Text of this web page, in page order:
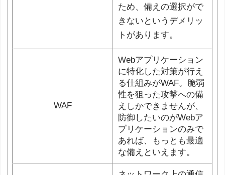
ため、備えの選択がで
きないというデメリッ
トがあります。
WAF
Webアプリケーション
に特化した対策が行え
る仕組みがWAF。脆弱
性を狙った攻撃への備
えしかできませんが、
防御したいのがWebア
プリケーションのみで
あれば、もっとも最適
な備えといえます。